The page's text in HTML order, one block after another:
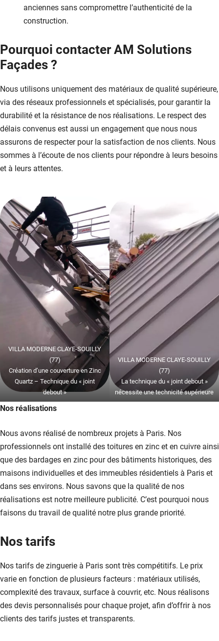
anciennes sans compromettre l’authenticité de la
construction.
Pourquoi contacter AM Solutions
Façades ?
Nous utilisons uniquement des matériaux de qualité supérieure,
via des réseaux professionnels et spécialisés, pour garantir la
durabilité et la résistance de nos réalisations. Le respect des
délais convenus est aussi un engagement que nous nous
assurons de respecter pour la satisfaction de nos clients. Nous
sommes à l’écoute de nos clients pour répondre à leurs besoins
et à leurs attentes.
VILLA MODERNE CLAYE-SOUILLY
(77)
Création d’une couverture en Zinc
Quartz – Technique du « joint
debout »
VILLA MODERNE CLAYE-SOUILLY
(77)
La technique du « joint debout »
nécessite une technicité supérieure
Nos réalisations
Nous avons réalisé de nombreux projets à Paris. Nos
professionnels ont installé des toitures en zinc et en cuivre ainsi
que des bardages en zinc pour des bâtiments historiques, des
maisons individuelles et des immeubles résidentiels à Paris et
dans ses environs. Nous savons que la qualité de nos
réalisations est notre meilleure publicité. C’est pourquoi nous
faisons du travail de qualité notre plus grande priorité.
Nos tarifs
Nos tarifs de zinguerie à Paris sont très compétitifs. Le prix
varie en fonction de plusieurs facteurs : matériaux utilisés,
complexité des travaux, surface à couvrir, etc. Nous réalisons
des devis personnalisés pour chaque projet, afin d’offrir à nos
clients des tarifs justes et transparents.